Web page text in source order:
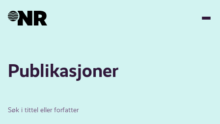
Publikasjoner
Søk i tittel eller forfatter